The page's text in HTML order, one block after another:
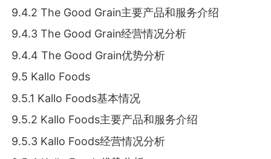
9.4.2 The Good Grain主要产品和服务介绍
9.4.3 The Good Grain经营情况分析
9.4.4 The Good Grain优势分析
9.5 Kallo Foods
9.5.1 Kallo Foods基本情况
9.5.2 Kallo Foods主要产品和服务介绍
9.5.3 Kallo Foods经营情况分析